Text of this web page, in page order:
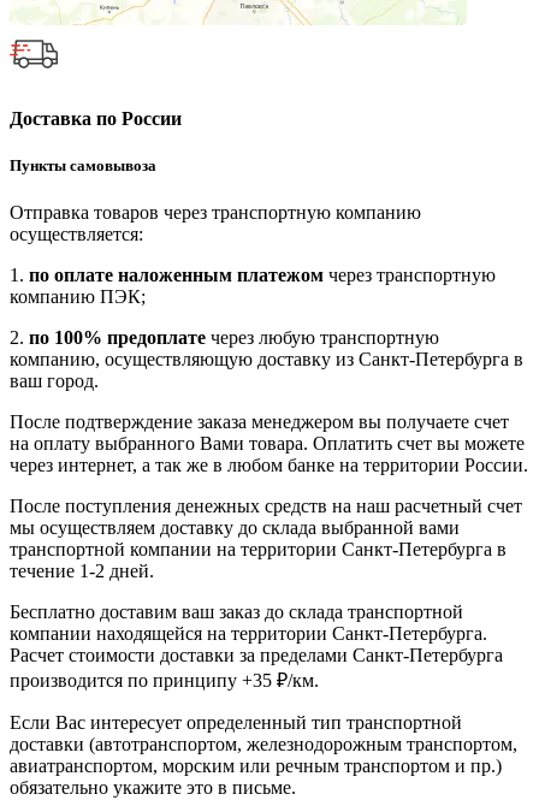
Доставка по России
Пункты самовывоза
Отправка товаров через транспортную компанию
осуществляется:
1. по оплате наложенным платежом через транспортную
компанию ПЭК;
2. по 100% предоплате через любую транспортную
компанию, осуществляющую доставку из Санкт-Петербурга в
ваш город.
После подтверждение заказа менеджером вы получаете счет
на оплату выбранного Вами товара. Оплатить счет вы можете
через интернет, а так же в любом банке на территории России.
После поступления денежных средств на наш расчетный счет
мы осуществляем доставку до склада выбранной вами
транспортной компании на территории Санкт-Петербурга в
течение 1-2 дней.
Бесплатно доставим ваш заказ до склада транспортной
компании находящейся на территории Санкт-Петербурга.
Расчет стоимости доставки за пределами Санкт-Петербурга
производится по принципу +35 ₽/км.
Если Вас интересует определенный тип транспортной
доставки (автотранспортом, железнодорожным транспортом,
авиатранспортом, морским или речным транспортом и пр.)
обязательно укажите это в письме.